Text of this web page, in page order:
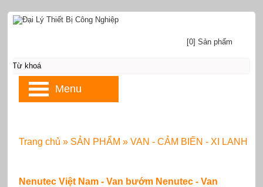
Nenutec Việt Nam - Van bướm Nenutec - Van
Trang chủ » SẢN PHẨM » VAN - CẢM BIẾN - XI LANH
[0] Sản phẩm
Menu